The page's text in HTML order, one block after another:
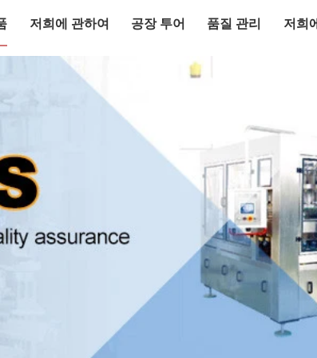
저희에 관하여 공장 투어 품질 관리 저희